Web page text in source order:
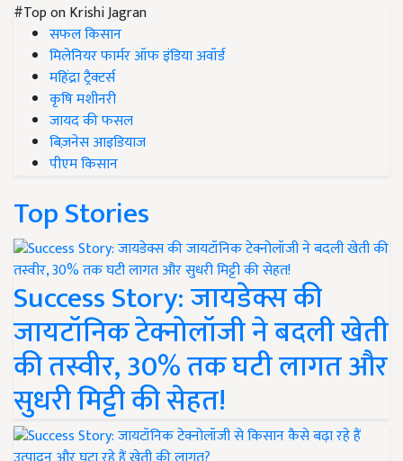
#Top on Krishi Jagran
सफल किसान
मिलेनियर फार्मर ऑफ इंडिया अवॉर्ड
महिंद्रा ट्रैक्टर्स
कृषि मशीनरी
जायद की फसल
बिज़नेस आइडियाज
पीएम किसान
Top Stories
Success Story: जायडेक्स की
जायटॉनिक टेक्नोलॉजी ने बदली खेती
की तस्वीर, 30% तक घटी लागत और
सुधरी मिट्टी की सेहत!